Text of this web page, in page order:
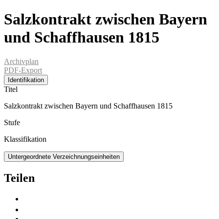
Salzkontrakt zwischen Bayern
und Schaffhausen 1815
Archivplan
PDF-Export
Identifikation
Titel
Salzkontrakt zwischen Bayern und Schaffhausen 1815
Stufe
Klassifikation
Untergeordnete Verzeichnungseinheiten
Teilen